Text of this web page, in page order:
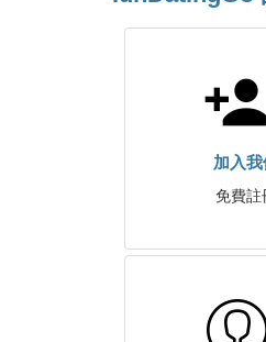
加入我
免費註